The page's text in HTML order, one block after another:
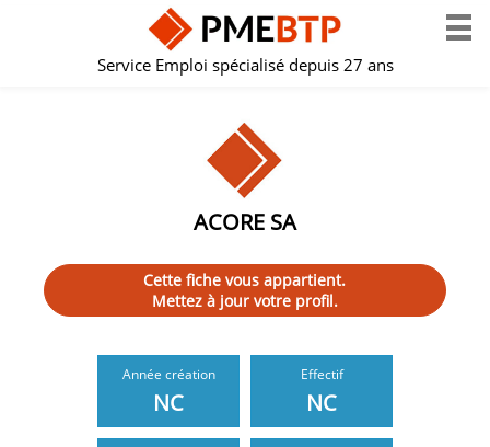
Service Emploi spécialisé depuis 27 ans
ACORE SA
Cette fiche vous appartient.
Mettez à jour votre profil.
Année création
NC
Effectif
NC